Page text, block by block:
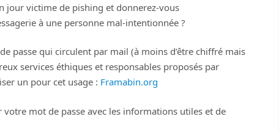
jour victime de pishing et donnerez-vous
à une personne mal-intentionnée ?
passe qui circulent par mail (à moins d’être chiffré mais
services éthiques et responsables proposés par
un pour cet usage : Framabin.org
mot de passe avec les informations utiles et de